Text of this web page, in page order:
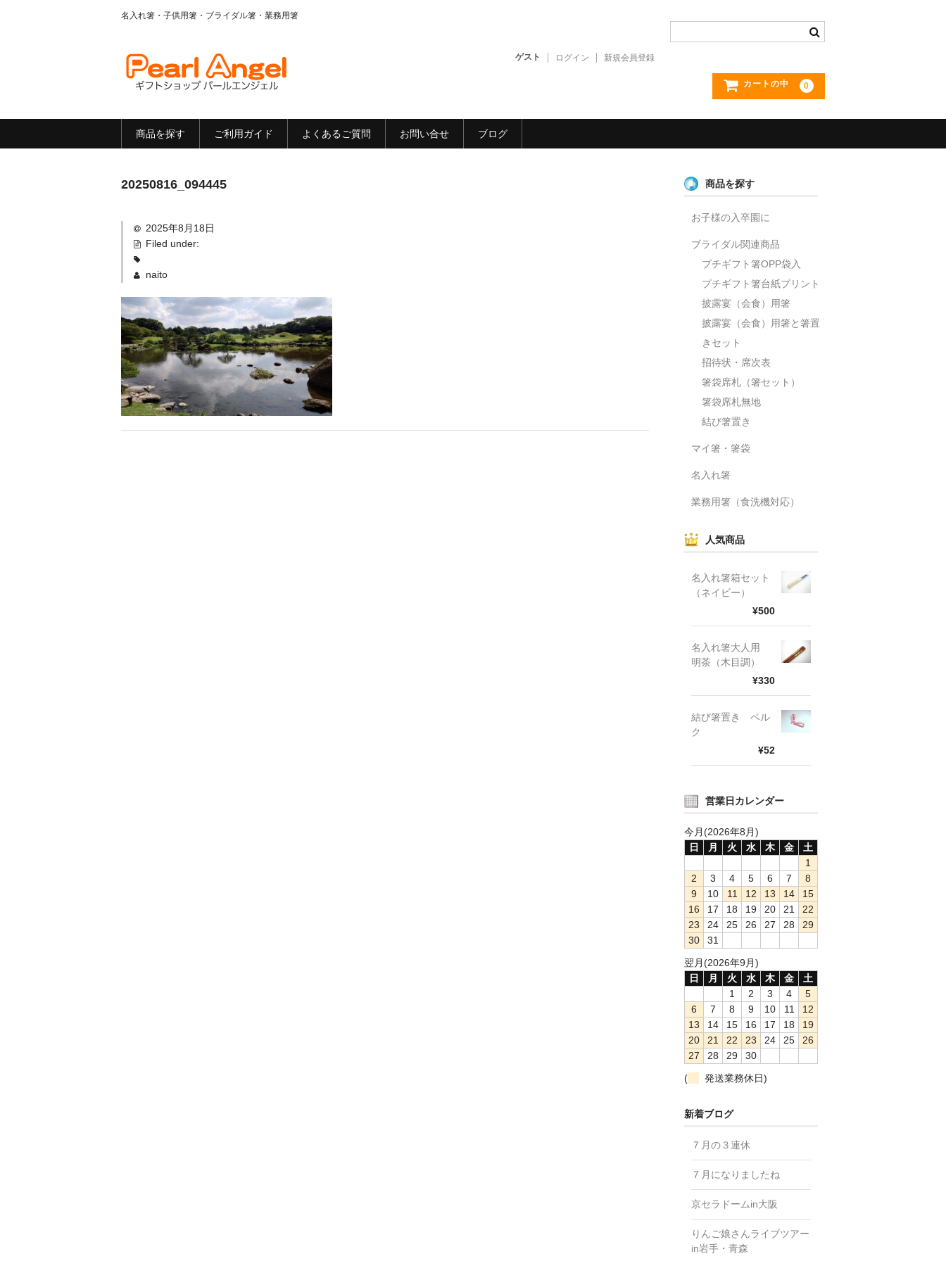
名入れ箸・子供用箸・ブライダル箸・業務用箸
ゲスト ログイン 新規会員登録
カートの中 0
商品を探す ご利用ガイド よくあるご質問 お問い合せ ブログ
20250816_094445
2025年8月18日
Filed under:
naito
商品を探す
お子様の入卒園に
ブライダル関連商品
プチギフト箸OPP袋入
プチギフト箸台紙プリント
披露宴（会食）用箸
披露宴（会食）用箸と箸置
きセット
招待状・席次表
箸袋席札（箸セット）
箸袋席札無地
結び箸置き
マイ箸・箸袋
名入れ箸
業務用箸（食洗機対応）
人気商品
名入れ箸箱セット
（ネイビー）
¥500
名入れ箸大人用
明茶（木目調）
¥330
結び箸置き ベル
ク
¥52
営業日カレンダー
今月(2026年8月)
日
月 火 水 木 金
土
1
2
3 4 5 6 7
8
9
10 11 12 13 14
15
16
17 18 19 20 21
22
23
24 25 26 27 28
29
30
31
翌月(2026年9月)
日
月 火 水 木 金
土
1
2 3 4
5
6
7 8 9 10 11
12
13
14 15 16 17 18
19
20
21 22 23 24 25
26
27
28 29
30
(
発送業務休日)
新着ブログ
７月の３連休
７月になりましたね
京セラドームin大阪
りんご娘さんライブツアー
in岩手・青森